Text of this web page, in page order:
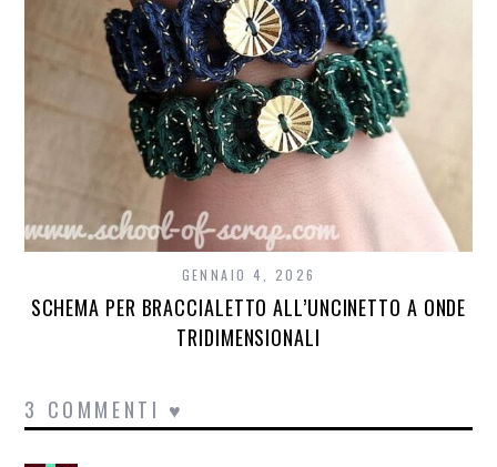
GENNAIO 4, 2026
SCHEMA PER BRACCIALETTO ALL’UNCINETTO A ONDE
TRIDIMENSIONALI
3 COMMENTI ♥